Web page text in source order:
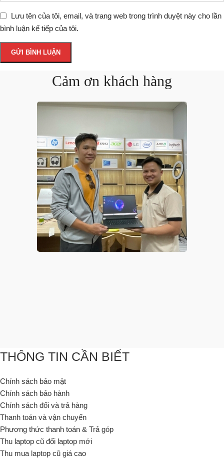
Lưu tên của tôi, email, và trang web trong trình duyệt này cho lần
bình luận kế tiếp của tôi.
Cảm ơn khách hàng
THÔNG TIN CẦN BIẾT
Chính sách bảo mật
Chính sách bảo hành
Chính sách đổi và trả hàng
Thanh toán và vận chuyển
Phương thức thanh toán & Trả góp
Thu laptop cũ đổi laptop mới
Thu mua laptop cũ giá cao